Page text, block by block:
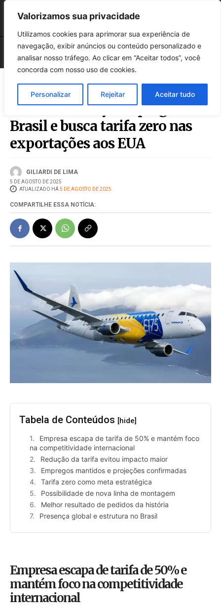
Valorizamos sua privacidade
Utilizamos cookies para aprimorar sua experiência de
navegação, exibir anúncios ou conteúdo personalizado e
analisar nosso tráfego. Ao clicar em “Aceitar todos”, você
concorda com nosso uso de cookies.
Personalizar Rejeitar Aceitar tudo
Embraer reforça empregos no
Brasil e busca tarifa zero nas
exportações aos EUA
GILIARDI DE LIMA
5 DE AGOSTO DE 2025
ATUALIZADO HÁ5 DE AGOSTO DE 2025
COMPARTILHE ESSA NOTÍCIA:
Tabela de Conteúdos [hide]
Empresa escapa de tarifa de 50% e mantém foco
na competitividade internacional
Redução da tarifa evitou impacto maior
Empregos mantidos e projeções confirmadas
Tarifa zero como meta estratégica
Possibilidade de nova linha de montagem
Melhor resultado de pedidos da história
Presença global e estrutura no Brasil
Empresa escapa de tarifa de 50% e
mantém foco na competitividade
internacional